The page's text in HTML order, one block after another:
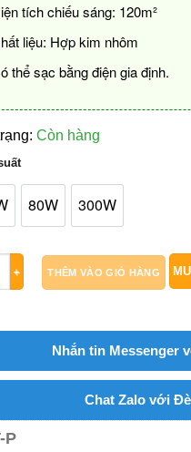
tích chiếu sáng: 120m²
liệu: Hợp kim nhôm
thể sạc bằng điện gia định.
Còn hàng
80W 300W
Sáng Năng Lượng Mặt
THÊM VÀO GIỎ HÀNG
Nhắn tin Messenger
Chat Zalo với
P